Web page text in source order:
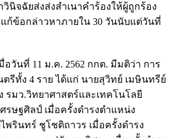
นิจฉัยส่งส่งสำเนาคำร้องให้ผู้ถูกร้อง
ก้ข้อกล่าวหาภายใน 30 วันนับแต่วันที่
อวันที่ 11 ม.ค. 2562 กกต. มีมติว่า การ
รีทั้ง 4 ราย ได้แก่ นายสุวิทย์ เมษินทรีย์
รมว.วิทยาศาสตร์และเทคโนโลยี
รษฐศิลป์ เมื่อครั้งดำรงตำแหน่ง
พรินทร์ ชูโชติถาวร เมื่อครั้งดำรง